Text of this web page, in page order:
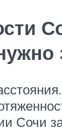
Сочи